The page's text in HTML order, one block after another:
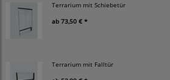
Terrarium mit Schiebetür
ab 73,50 € *
Terrarium mit Falltür